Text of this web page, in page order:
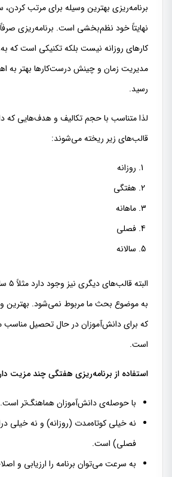
برنامه‌ریزی بهترین وسیله برای مرتب کردن،
نهایتاً خود نظم‌بخشی است. برنامه‌ریزی
کارهای روزانه نیست بلکه تکنیکی است که
مدیریت زمان و چینش درست‌کارها بهتر به
رسید.
لذا متناسب با حجم تکالیف و هدف‌هایی که
قالب‌های زیر ریخته می‌شوند:
روزانه
هفتگی
ماهانه
فصلى
سالانه
به موضوع بحث ما مربوط نمی‌شود. بهترین و
که برای دانش‌آموزان در حال تحصیل مناسب
است.
استفاده از برنامه‌ریزی هفتگی چند مزیت
با حوصله‌ی دانش‌آموزان هماهنگ‌تر است.
نه خیلی کوتاه‌مدت (روزانه) و نه خیلی
فصلی) است.
به سرعت می‌توان برنامه را ارزیابی و